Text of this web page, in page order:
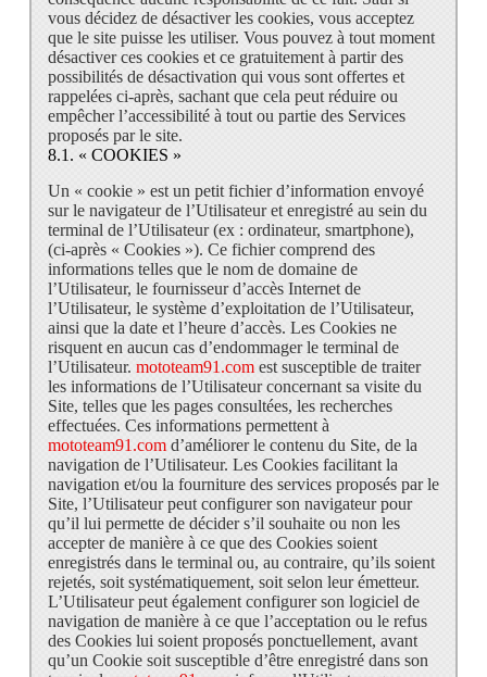
vous décidez de désactiver les cookies, vous acceptez
que le site puisse les utiliser. Vous pouvez à tout moment
désactiver ces cookies et ce gratuitement à partir des
possibilités de désactivation qui vous sont offertes et
rappelées ci-après, sachant que cela peut réduire ou
empêcher l’accessibilité à tout ou partie des Services
proposés par le site.
8.1. « COOKIES »
Un « cookie » est un petit fichier d’information envoyé
sur le navigateur de l’Utilisateur et enregistré au sein du
terminal de l’Utilisateur (ex : ordinateur, smartphone),
(ci-après « Cookies »). Ce fichier comprend des
informations telles que le nom de domaine de
l’Utilisateur, le fournisseur d’accès Internet de
l’Utilisateur, le système d’exploitation de l’Utilisateur,
ainsi que la date et l’heure d’accès. Les Cookies ne
risquent en aucun cas d’endommager le terminal de
l’Utilisateur. mototeam91.comest susceptible de traiter
les informations de l’Utilisateur concernant sa visite du
Site, telles que les pages consultées, les recherches
effectuées. Ces informations permettent à
mototeam91.comd’améliorer le contenu du Site, de la
navigation de l’Utilisateur. Les Cookies facilitant la
navigation et/ou la fourniture des services proposés par le
Site, l’Utilisateur peut configurer son navigateur pour
qu’il lui permette de décider s’il souhaite ou non les
accepter de manière à ce que des Cookies soient
enregistrés dans le terminal ou, au contraire, qu’ils soient
rejetés, soit systématiquement, soit selon leur émetteur.
L’Utilisateur peut également configurer son logiciel de
navigation de manière à ce que l’acceptation ou le refus
des Cookies lui soient proposés ponctuellement, avant
qu’un Cookie soit susceptible d’être enregistré dans son